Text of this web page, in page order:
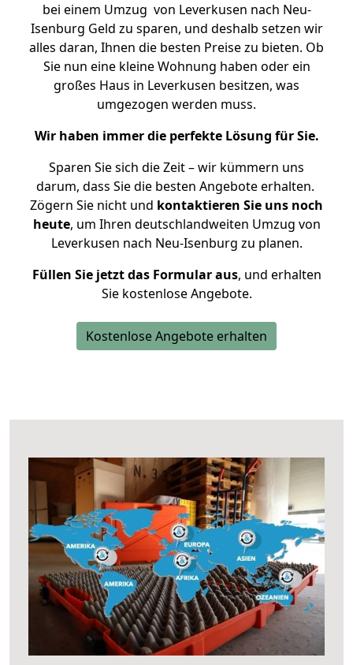
bei einem Umzug von Leverkusen nach Neu-
Isenburg Geld zu sparen, und deshalb setzen wir
alles daran, Ihnen die besten Preise zu bieten. Ob
Sie nun eine kleine Wohnung haben oder ein
großes Haus in Leverkusen besitzen, was
umgezogen werden muss.
Wir haben immer die perfekte Lösung für Sie.
Sparen Sie sich die Zeit – wir kümmern uns
darum, dass Sie die besten Angebote erhalten.
Zögern Sie nicht und kontaktieren Sie uns noch
heute, um Ihren deutschlandweiten Umzug von
Leverkusen nach Neu-Isenburg zu planen.
Füllen Sie jetzt das Formular aus, und erhalten
Sie kostenlose Angebote.
Kostenlose Angebote erhalten